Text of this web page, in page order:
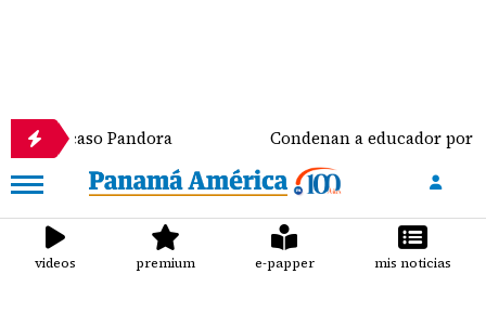
Pandora Condenan a educador por delito
videos premium e-papper mis noticias